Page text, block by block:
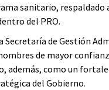
sanitario,
del PRO.
de Gestión
de mayor
además, como un
del Gobierno.